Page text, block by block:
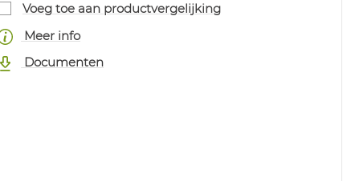
Voeg toe aan productvergelijking
Meer info
Documenten